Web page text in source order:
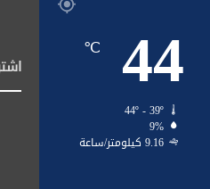
44
℃
44º - 39º
9%
9.16 كيلومتر/ساعة